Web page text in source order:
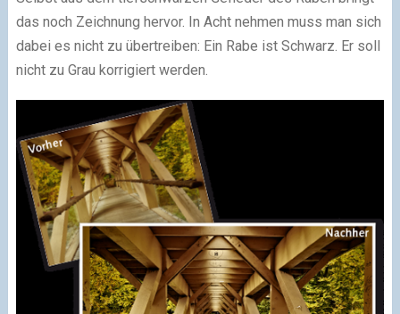
das noch Zeichnung hervor. In Acht nehmen muss man sich
dabei es nicht zu übertreiben: Ein Rabe ist Schwarz. Er soll
nicht zu Grau korrigiert werden.